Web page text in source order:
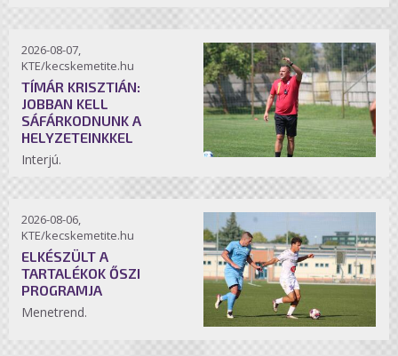
2026-08-07,
KTE/kecskemetite.hu
TÍMÁR KRISZTIÁN:
JOBBAN KELL
SÁFÁRKODNUNK A
HELYZETEINKKEL
Interjú.
2026-08-06,
KTE/kecskemetite.hu
ELKÉSZÜLT A
TARTALÉKOK ŐSZI
PROGRAMJA
Menetrend.